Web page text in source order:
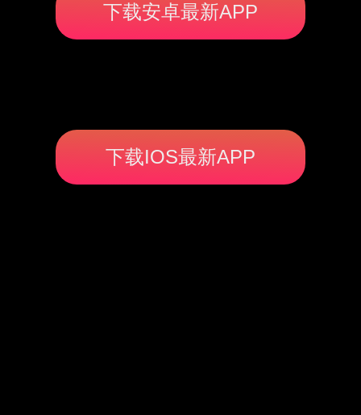
下载安卓最新APP
下载IOS最新APP